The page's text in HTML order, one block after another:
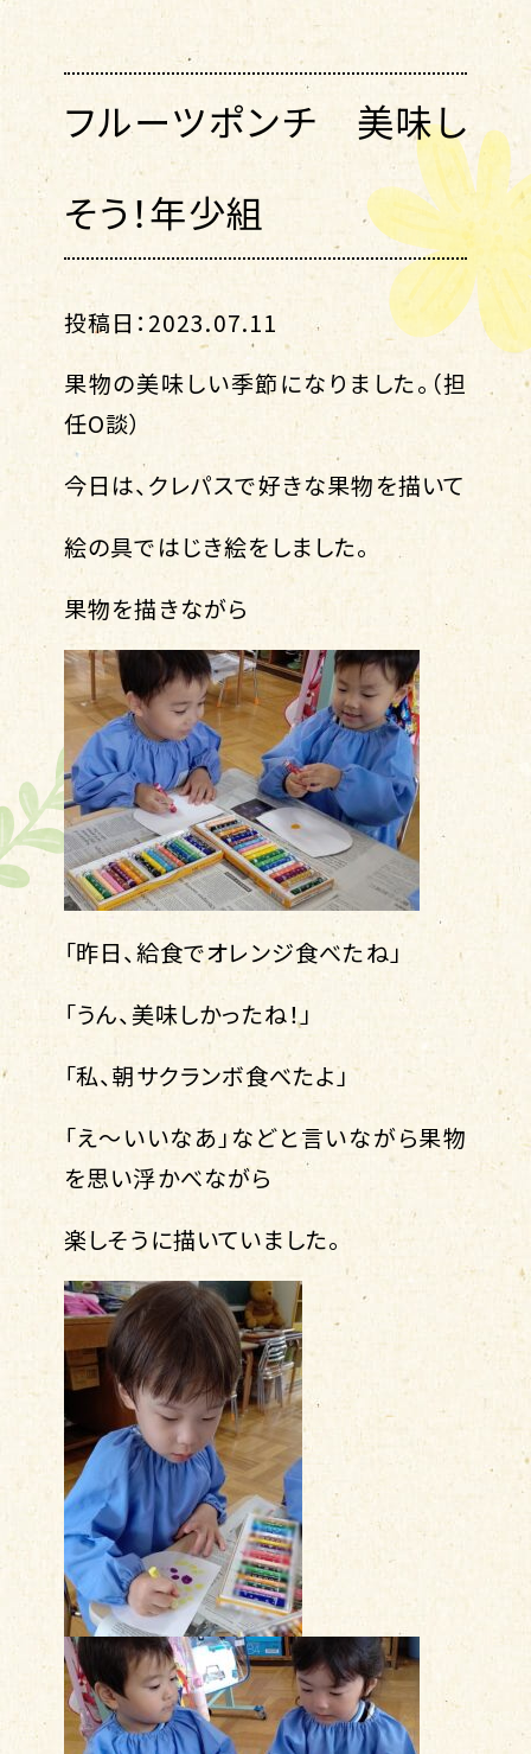
フルーツポンチ 美味し
そう！年少組
投稿日：2023.07.11
果物の美味しい季節になりました。（担
任O談）
今日は、クレパスで好きな果物を描いて
絵の具ではじき絵をしました。
果物を描きながら
「昨日、給食でオレンジ食べたね」
「うん、美味しかったね！」
「私、朝サクランボ食べたよ」
「え～いいなあ」などと言いながら果物
を思い浮かべながら
楽しそうに描いていました。